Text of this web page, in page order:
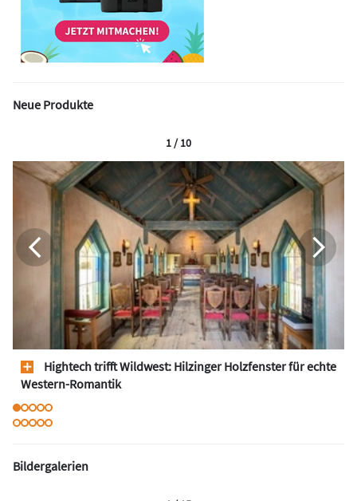
Neue Produkte
Hightech trifft Wildwest: Hilzinger Holzfenster für echte
Western-Romantik
1 / 10
Bildergalerien